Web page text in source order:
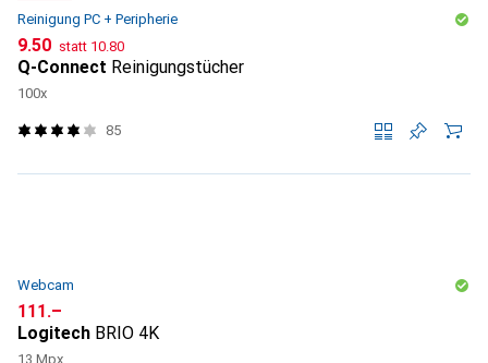
Reinigung PC + Peripherie
CHF
9.50 statt CHF
10.80
Q-Connect Reinigungstücher
100x
85
Webcam
CHF
111.–
Logitech BRIO 4K
13 Mpx